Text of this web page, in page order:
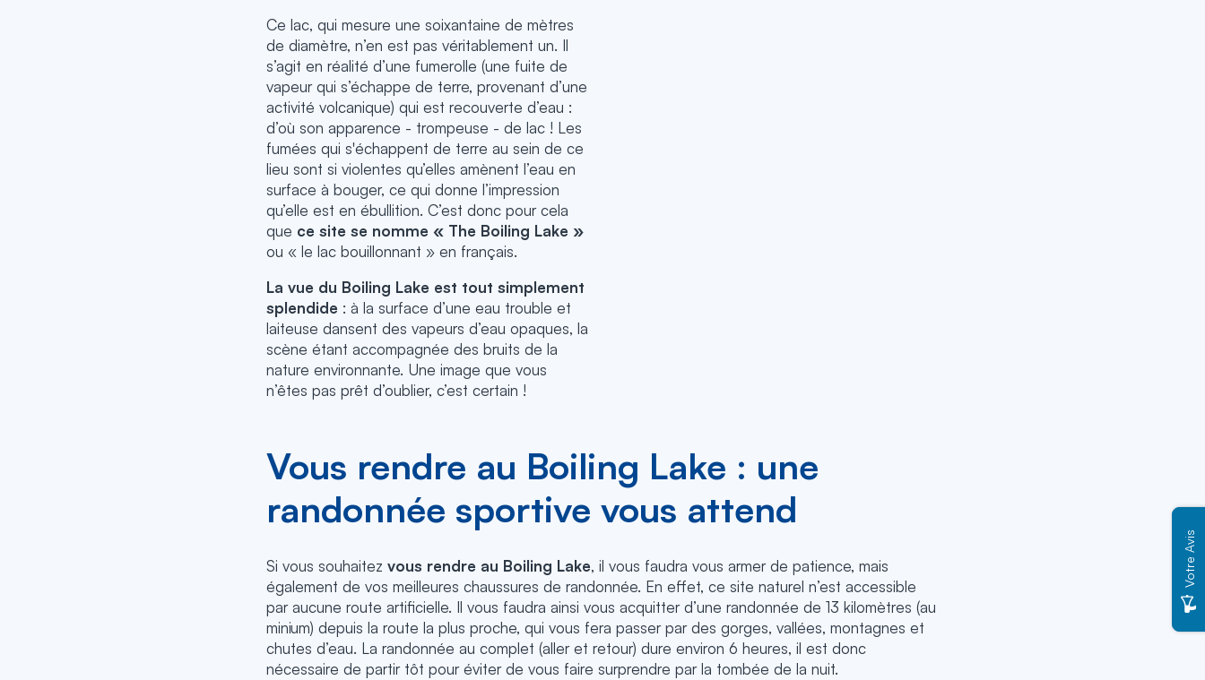
Ce lac, qui mesure une soixantaine de mètres
de diamètre, n’en est pas véritablement un. Il
s’agit en réalité d’une fumerolle (une fuite de
vapeur qui s’échappe de terre, provenant d’une
activité volcanique) qui est recouverte d’eau :
d’où son apparence - trompeuse - de lac ! Les
fumées qui s'échappent de terre au sein de ce
lieu sont si violentes qu’elles amènent l’eau en
surface à bouger, ce qui donne l’impression
qu’elle est en ébullition. C’est donc pour cela
que ce site se nomme « The Boiling Lake »
ou « le lac bouillonnant » en français.
La vue du Boiling Lake est tout simplement
splendide : à la surface d’une eau trouble et
laiteuse dansent des vapeurs d’eau opaques, la
scène étant accompagnée des bruits de la
nature environnante. Une image que vous
n’êtes pas prêt d’oublier, c’est certain !
Vous rendre au Boiling Lake : une
randonnée sportive vous attend
Si vous souhaitez vous rendre au Boiling Lake, il vous faudra vous armer de patience, mais
également de vos meilleures chaussures de randonnée. En effet, ce site naturel n’est accessible
par aucune route artificielle. Il vous faudra ainsi vous acquitter d’une randonnée de 13 kilomètres (au
minium) depuis la route la plus proche, qui vous fera passer par des gorges, vallées, montagnes et
chutes d’eau. La randonnée au complet (aller et retour) dure environ 6 heures, il est donc
nécessaire de partir tôt pour éviter de vous faire surprendre par la tombée de la nuit.
Votre Avis